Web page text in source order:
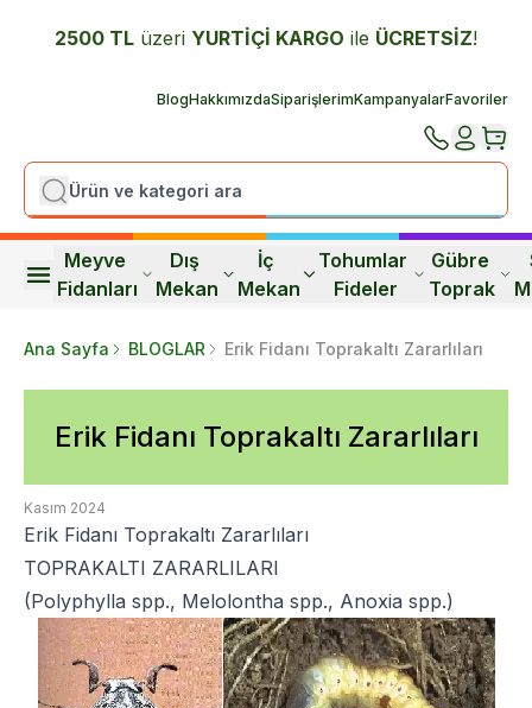
2500 TL üzeri YURTİÇİ KARGO ile ÜCRETSİZ!
BlogHakkımızdaSiparişlerimKampanyalarFavoriler
Meyve
Fidanları
Dış
Mekan
İç
Mekan
Tohumlar
Fideler
Gübre
Toprak
Ana Sayfa BLOGLAR Erik Fidanı Toprakaltı Zararlıları
Erik Fidanı Toprakaltı Zararlıları
Kasım 2024
Erik Fidanı Toprakaltı Zararlıları
TOPRAKALTI ZARARLILARI
(Polyphylla spp., Melolontha spp., Anoxia spp.)